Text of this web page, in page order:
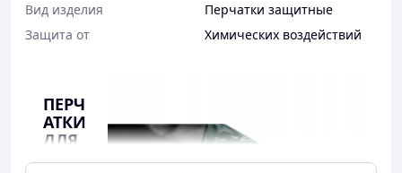
Вид изделия
Перчатки защитные
Защита от
Химических воздействий
ПЕРЧ
АТКИ
ДЛЯ
ПЕСК